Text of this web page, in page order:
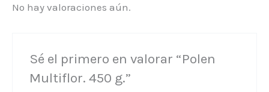
No hay valoraciones aún.
Sé el primero en valorar “Polen
Multiflor. 450 g.”